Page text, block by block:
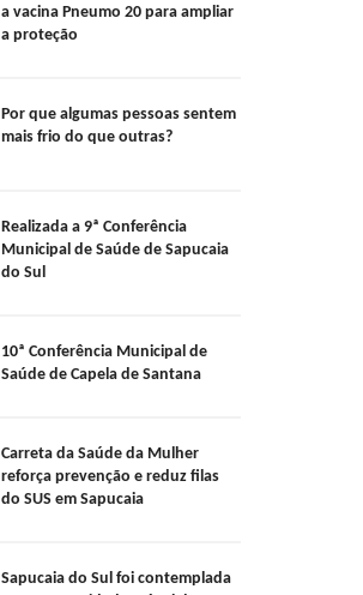
a vacina Pneumo 20 para ampliar
a proteção
Por que algumas pessoas sentem
mais frio do que outras?
Realizada a 9ª Conferência
Municipal de Saúde de Sapucaia
do Sul
10ª Conferência Municipal de
Saúde de Capela de Santana
Carreta da Saúde da Mulher
reforça prevenção e reduz filas
do SUS em Sapucaia
Sapucaia do Sul foi contemplada